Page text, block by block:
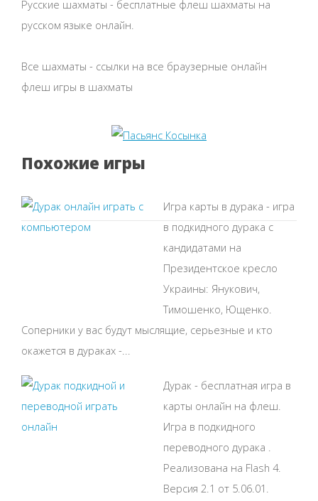
Русские шахматы - бесплатные флеш шахматы на
русском языке онлайн.
Все шахматы - ссылки на все браузерные онлайн
флеш игры в шахматы
Похожие игры
Игра карты в дурака - игра
в подкидного дурака с
кандидатами на
Президентское кресло
Украины: Янукович,
Тимошенко, Ющенко.
Соперники у вас будут мыслящие, серьезные и кто
окажется в дураках -...
Дурак - бесплатная игра в
карты онлайн на флеш.
Игра в подкидного
переводного дурака .
Реализована на Flash 4.
Версия 2.1 от 5.06.01.